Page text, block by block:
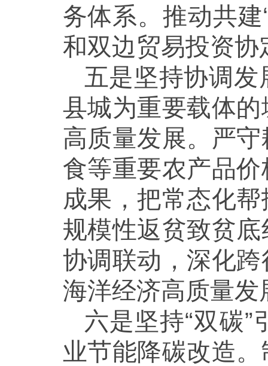
务体系。推动共
和双边贸易投资协
五是坚持协调
县城为重要载体
高质量发展。严
食等重要农产品
成果，把常态化
规模性返贫致贫
协调联动，深化
海洋经济高质量发
六是坚持“双碳
业节能降碳改造